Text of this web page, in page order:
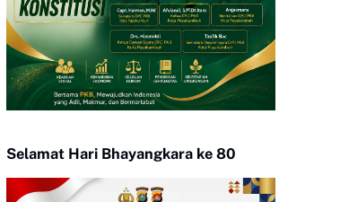
Selamat Hari Bhayangkara ke 80